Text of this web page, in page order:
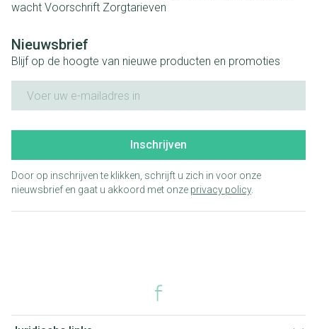
wacht Voorschrift Zorgtarieven
Nieuwsbrief
Blijf op de hoogte van nieuwe producten en promoties
Inschrijven
Door op inschrijven te klikken, schrijft u zich in voor onze
nieuwsbrief en gaat u akkoord met onze privacy policy.